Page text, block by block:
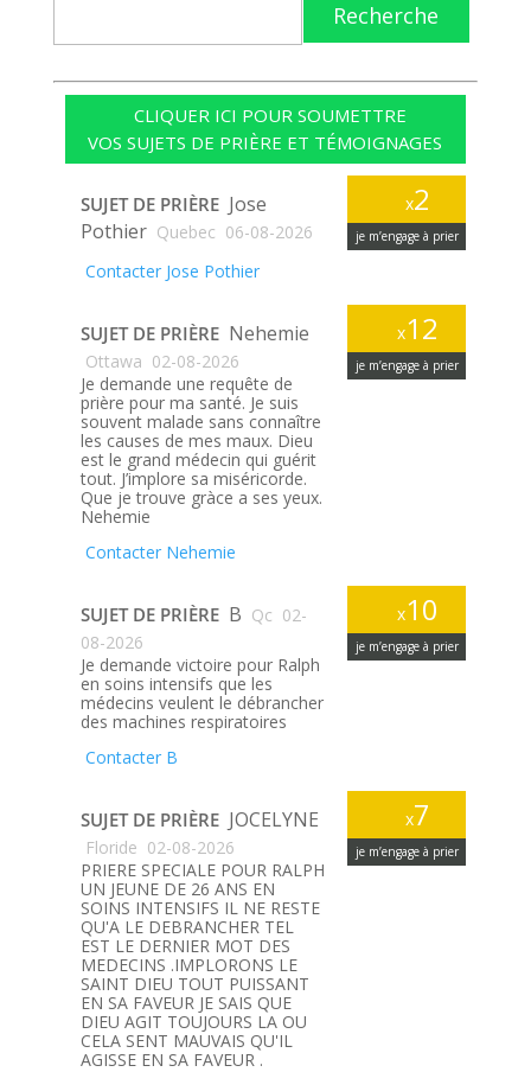
Recherche
CLIQUER ICI POUR SOUMETTRE
VOS SUJETS DE PRIÈRE ET TÉMOIGNAGES
x2
je m’engage à prier
SUJET DE PRIÈRE Jose
Pothier Quebec 06-08-2026
Contacter Jose Pothier
x12
je m’engage à prier
SUJET DE PRIÈRE Nehemie
Ottawa 02-08-2026
Je demande une requête de
prière pour ma santé. Je suis
souvent malade sans connaître
les causes de mes maux. Dieu
est le grand médecin qui guérit
tout. J’implore sa miséricorde.
Que je trouve gràce a ses yeux.
Nehemie
Contacter Nehemie
x10
je m’engage à prier
SUJET DE PRIÈRE B Qc 02-
08-2026
Je demande victoire pour Ralph
en soins intensifs que les
médecins veulent le débrancher
des machines respiratoires
Contacter B
x7
je m’engage à prier
SUJET DE PRIÈRE JOCELYNE
Floride 02-08-2026
PRIERE SPECIALE POUR RALPH
UN JEUNE DE 26 ANS EN
SOINS INTENSIFS IL NE RESTE
QU'A LE DEBRANCHER TEL
EST LE DERNIER MOT DES
MEDECINS .IMPLORONS LE
SAINT DIEU TOUT PUISSANT
EN SA FAVEUR JE SAIS QUE
DIEU AGIT TOUJOURS LA OU
CELA SENT MAUVAIS QU'IL
AGISSE EN SA FAVEUR .